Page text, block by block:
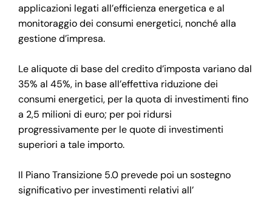
applicazioni legati all’efficienza energetica e al
monitoraggio dei consumi energetici, nonché alla
gestione d’impresa.
Le aliquote di base del credito d’imposta variano dal
35% al 45%, in base all’effettiva riduzione dei
consumi energetici, per la quota di investimenti fino
a 2,5 milioni di euro; per poi ridursi
progressivamente per le quote di investimenti
superiori a tale importo.
Il Piano Transizione 5.0 prevede poi un sostegno
significativo per investimenti relativi all’